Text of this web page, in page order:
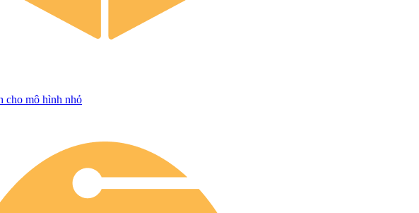
cho mô hình nhỏ